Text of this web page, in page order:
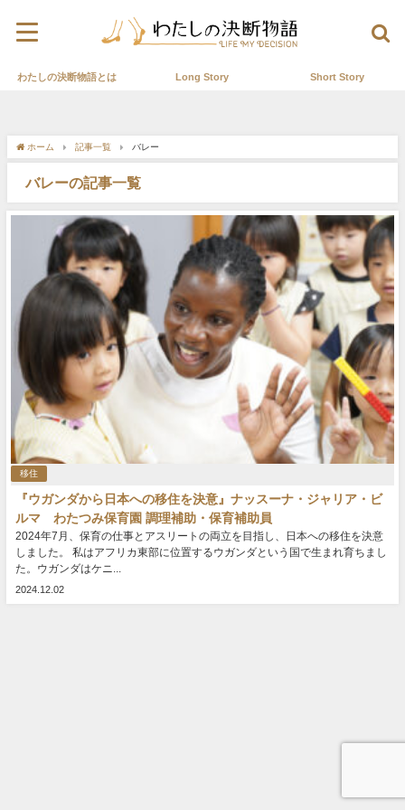
わたしの決断物語とは Long Story Short Story
ホーム 記事一覧 バレー
バレーの記事一覧
移住
『ウガンダから日本への移住を決意』ナッスーナ・ジャリア・ビ
ルマ わたつみ保育園 調理補助・保育補助員
2024年7月、保育の仕事とアスリートの両⽴を⽬指し、⽇本への移住を決意
しました。 私はアフリカ東部に位置するウガンダという国で生まれ育ちまし
た。ウガンダはケニ...
2024.12.02